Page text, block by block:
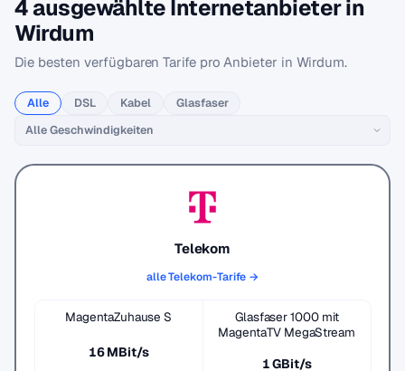
4 ausgewählte Internetanbieter in
Wirdum
Die besten verfügbaren Tarife pro Anbieter in Wirdum.
Alle DSL Kabel Glasfaser
Telekom
alle Telekom-Tarife →
MagentaZuhause S
16 MBit/s
Glasfaser 1000 mit
MagentaTV MegaStream
1 GBit/s